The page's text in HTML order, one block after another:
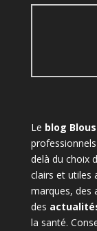
Le blog
delà du choix
clairs et utiles
marques, des
des
la santé.